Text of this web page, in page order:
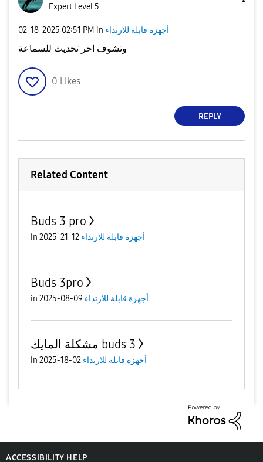
Expert Level 5
‎02-18-2025 02:51 PM in أجهزة قابلة للارتداء
وتشوف اخر تحديث للسماعة
0 Likes
REPLY
Related Content
Buds 3 pro
in أجهزة قابلة للارتداء 12-21-2025
Buds 3pro
in أجهزة قابلة للارتداء 09-08-2025
مشكلة المايك buds 3
in أجهزة قابلة للارتداء 02-18-2025
ACCESSIBILITY HELP